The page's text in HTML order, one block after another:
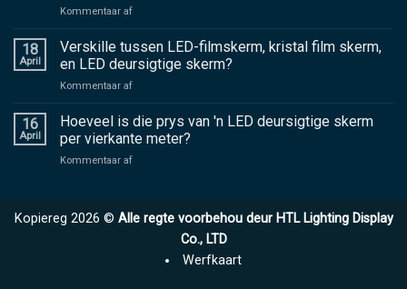
Kommentaar afaan
om
hoë
skermvervaardiger
te
18
April
Verskille tussen LED-filmskerm, kristal film skerm,
en LED deursigtige skerm?
Kommentaar afaan
tussen
LED-
filmskerm,
LED
deursigtige
16
April
Hoeveel is die prys van 'n LED deursigtige skerm
per vierkante meter?
Kommentaar afaan
prys
Kopiereg 2026 © Alle regte voorbehou deur HTL Lighting Display
Co., LTD
Werfkaart